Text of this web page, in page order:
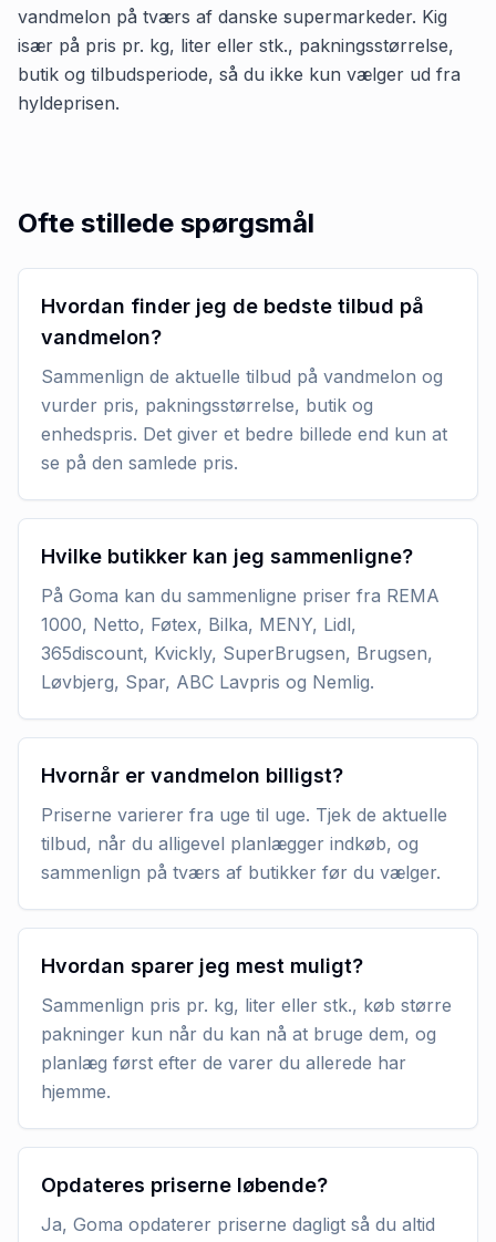
vandmelon på tværs af danske supermarkeder. Kig
især på pris pr. kg, liter eller stk., pakningsstørrelse,
butik og tilbudsperiode, så du ikke kun vælger ud fra
hyldeprisen.
Ofte stillede spørgsmål
Hvordan finder jeg de bedste tilbud på
vandmelon?
Sammenlign de aktuelle tilbud på vandmelon og
vurder pris, pakningsstørrelse, butik og
enhedspris. Det giver et bedre billede end kun at
se på den samlede pris.
Hvilke butikker kan jeg sammenligne?
På Goma kan du sammenligne priser fra REMA
1000, Netto, Føtex, Bilka, MENY, Lidl,
365discount, Kvickly, SuperBrugsen, Brugsen,
Løvbjerg, Spar, ABC Lavpris og Nemlig.
Hvornår er vandmelon billigst?
Priserne varierer fra uge til uge. Tjek de aktuelle
tilbud, når du alligevel planlægger indkøb, og
sammenlign på tværs af butikker før du vælger.
Hvordan sparer jeg mest muligt?
Sammenlign pris pr. kg, liter eller stk., køb større
pakninger kun når du kan nå at bruge dem, og
planlæg først efter de varer du allerede har
hjemme.
Opdateres priserne løbende?
Ja, Goma opdaterer priserne dagligt så du altid